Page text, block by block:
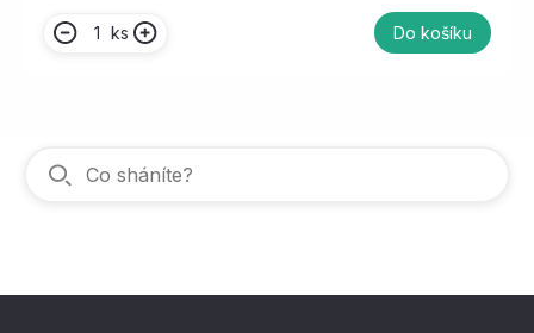
ks Do košíku